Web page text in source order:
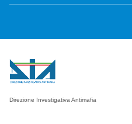
Direzione Investigativa Antimafia